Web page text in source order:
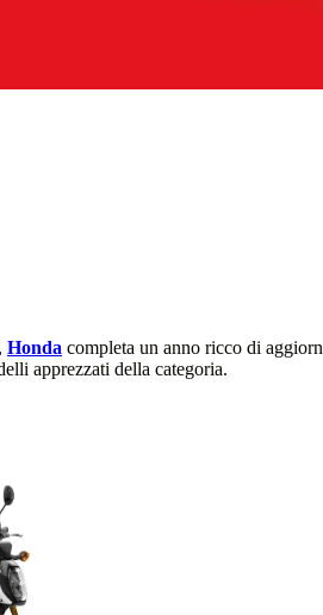
, Honda completa un anno ricco di
apprezzati della categoria.